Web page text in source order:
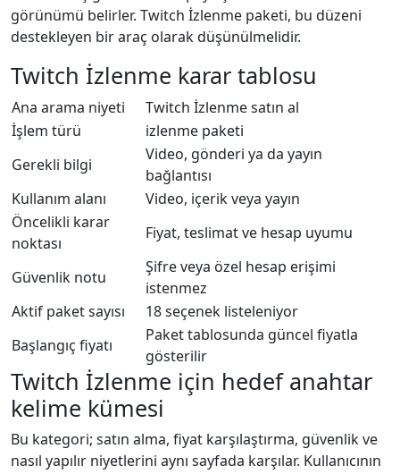
görünümü belirler. Twitch İzlenme paketi, bu düzeni
destekleyen bir araç olarak düşünülmelidir.
Twitch İzlenme karar tablosu
Ana arama niyeti
Twitch İzlenme satın al
İşlem türü
izlenme paketi
Gerekli bilgi
Video, gönderi ya da yayın
bağlantısı
Kullanım alanı
Video, içerik veya yayın
Öncelikli karar
noktası
Fiyat, teslimat ve hesap uyumu
Güvenlik notu
Şifre veya özel hesap erişimi
istenmez
Aktif paket sayısı
18 seçenek listeleniyor
Başlangıç fiyatı
Paket tablosunda güncel fiyatla
gösterilir
Twitch İzlenme için hedef anahtar
kelime kümesi
Bu kategori; satın alma, fiyat karşılaştırma, güvenlik ve
nasıl yapılır niyetlerini aynı sayfada karşılar. Kullanıcının